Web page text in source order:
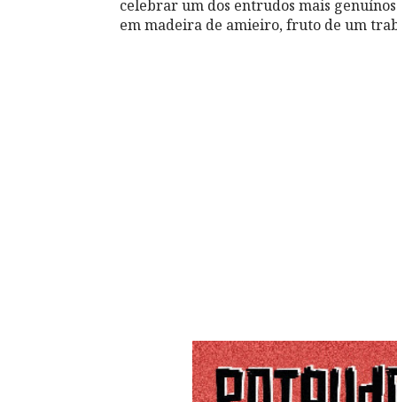
celebrar um dos entrudos mais
em madeira de amieiro, fruto de um